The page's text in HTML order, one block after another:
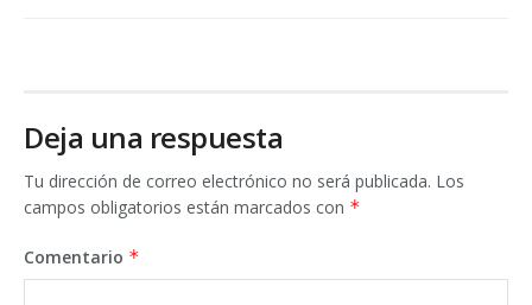
Deja una respuesta
Tu dirección de correo electrónico no será publicada. Los
campos obligatorios están marcados con *
Comentario *